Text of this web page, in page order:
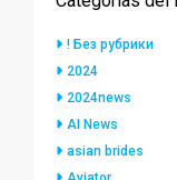
! Без рубрики
2024
2024news
AI News
asian brides